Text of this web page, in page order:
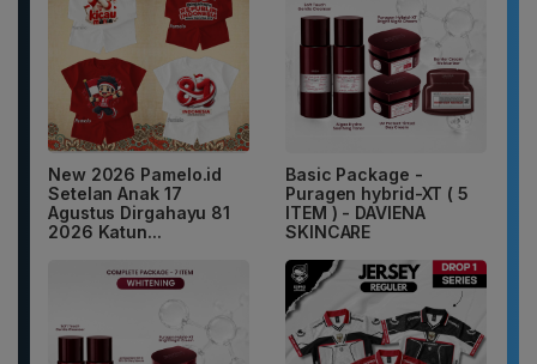
New 2026 Pamelo.id
Setelan Anak 17
Agustus Dirgahayu 81
2026 Katun...
Basic Package -
Puragen hybrid-XT ( 5
ITEM ) - DAVIENA
SKINCARE